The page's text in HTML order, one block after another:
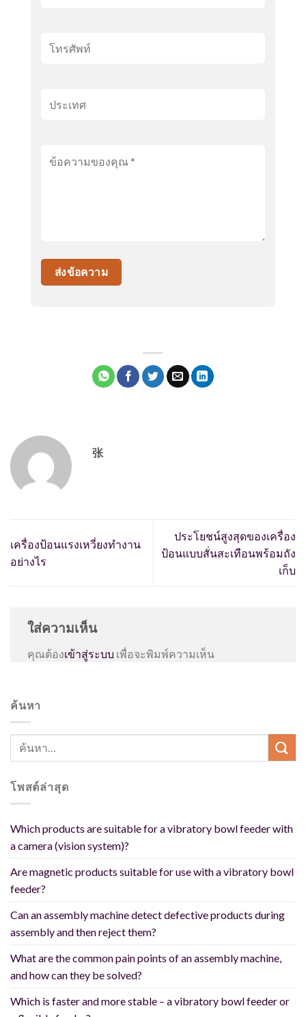
张
เครื่องป้อนแรงเหวี่ยงทำงาน
อย่างไร
ประโยชน์สูงสุดของเครื่อง
ป้อนแบบสั่นสะเทือนพร้อมถัง
เก็บ
ใส่ความเห็น
คุณต้องเข้าสู่ระบบ เพื่อจะพิมพ์ความเห็น
ค้นหา
โพสต์ล่าสุด
Which products are suitable for a vibratory bowl feeder with
a camera (vision system)?
Are magnetic products suitable for use with a vibratory bowl
feeder?
Can an assembly machine detect defective products during
assembly and then reject them?
What are the common pain points of an assembly machine,
and how can they be solved?
Which is faster and more stable – a vibratory bowl feeder or